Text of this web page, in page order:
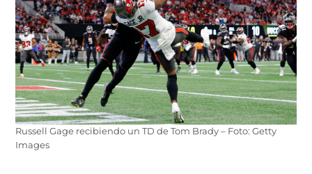
Russell Gage recibiendo un TD de Tom Brady – Foto: Getty
Images